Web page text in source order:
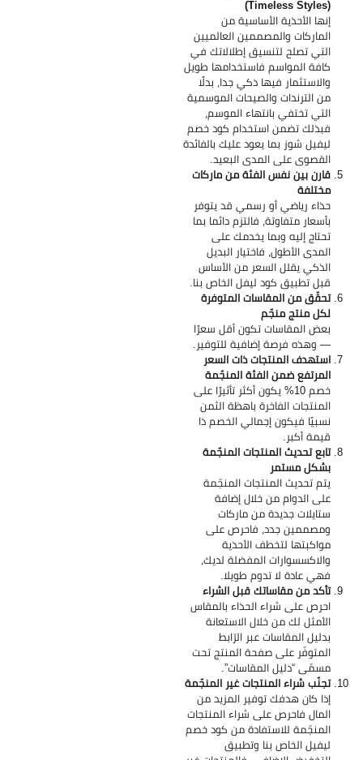
إنها الأحذية الأساسية من
الماركات والمصممين العالميين
التي تصلح لتنسيق إطلالاتك في
كافة المواسم فاستخدامها طويل
والاستثمار فيها ذكي جدا، بدلًا
من الترندات والصيحات الموسمية
التي تختفي بانتهاء الموسم،
فبذلك تضمن استخدام كود خصم
ليفيل شوز بما يعود عليك بالفائدة
القصوى على المدى البعيد.
قارن بين نفس الفئة من ماركات
مختلفة
حذاء رياضي أو رسمي قد يتوفر
بأسعار متفاوتة، فالتزم دائما بما
تحتاج إليه وبما يخدمك على
المدى الأطول، فاختيار البديل
الذكي يقلل السعر من الأساس
قبل تطبيق كود ليفل الخاص بنا.
تحقّق من المقاسات المتوفرة
لكل منتج منجّم
بعض المقاسات تكون أقل سعرًا
— وهذه فرصة إضافية للتوفير.
استهدف المنتجات ذات السعر
المرتفع ضمن الفئة المنجّمة
خصم 10% يكون أكثر تأثيرًا على
المنتجات الفاخرة باهظة الثمن
نسبيًا فيكون إجمالي الخصم ذا
قيمة أكبر.
تابع تحديث المنتجات المنجّمة
بشكل مستمر
يتم تحديث المنتجات المنجّمة
على الدوام من خلال إضافة
ستايلات جديدة من ماركات
ومصممين جدد، فاحرص على
مواكبتها لتخطف الأحذية
والاكسسوارات المفضلة لديك،
فهي عادة لا تدوم طويلا.
تأكد من مقاساتك قبل الشراء
احرص على شراء الحذاء بالمقاس
الأمثل لك من خلال الاستعانة
بدليل المقاسات عبر الرّابط
المتوفّر على صفحة المنتج تحت
مسمّى “دليل المقاسات”.
تجنّب شراء المنتجات غير المنجّمة
إذا كان هدفك توفير المزيد من
المال فاحرص على شراء المنتجات
المنجّمة للاستفادة من كود خصم
ليفيل الخاص بنا وتطبيق